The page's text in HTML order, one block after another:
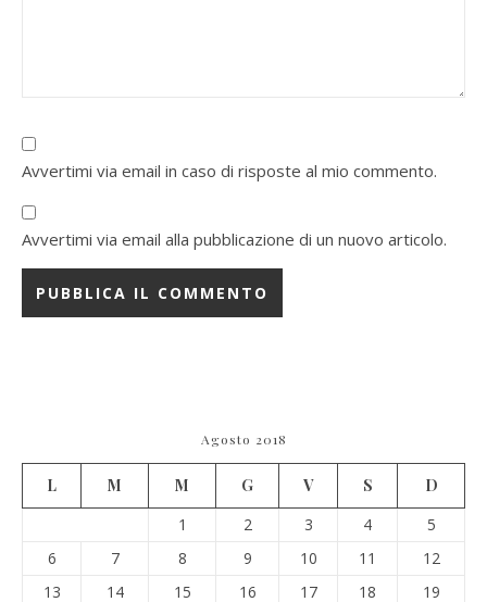
Avvertimi via email in caso di risposte al mio commento.
Avvertimi via email alla pubblicazione di un nuovo articolo.
Agosto 2018
L M M G V S
D
1
2 3 4
5
6
7 8 9 10 11
12
13
14 15 16 17 18
19